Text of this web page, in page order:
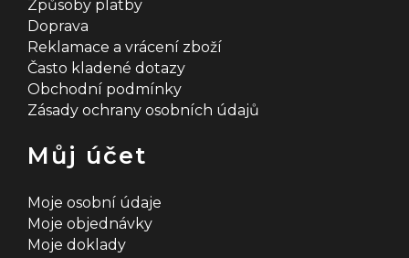
Způsoby platby
Doprava
Reklamace a vrácení zboží
Často kladené dotazy
Obchodní podmínky
Zásady ochrany osobních údajů
Můj účet
Moje osobní údaje
Moje objednávky
Moje doklady